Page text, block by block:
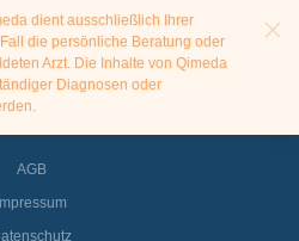
dient ausschließlich Ihrer
die persönliche Beratung oder
Arzt. Die Inhalte von Qimeda
Diagnosen oder
AGB
Impressum